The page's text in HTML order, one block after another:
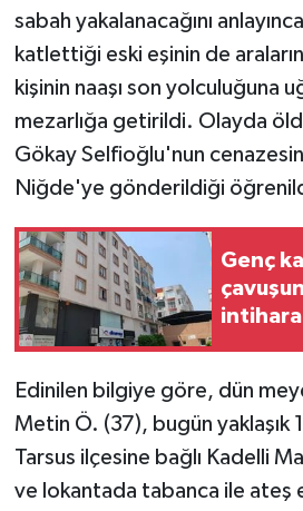
sabah yakalanacağını
katlettiği eski eşinin de
kişinin naaşı son yolculuğuna
mezarlığa getirildi. Olayda
Gökay Selfioğlu'nun
Niğde'ye gönderildiği
Genç
intihara
Edinilen bilgiye göre, dün
Metin Ö. (37), bugün yaklaşık 1
Tarsus ilçesine bağlı Kadelli
ve lokantada tabanca ile ateş